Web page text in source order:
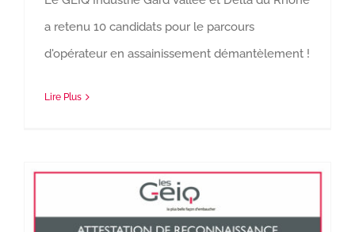
a retenu 10 candidats pour le parcours
d'opérateur en assainissement démantèlement !
Lire Plus